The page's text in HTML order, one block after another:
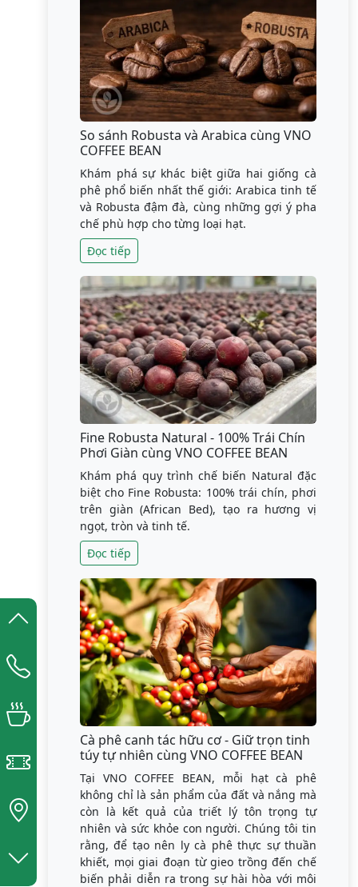
So sánh Robusta và Arabica cùng VNO
COFFEE BEAN
Khám phá sự khác biệt giữa hai giống cà
phê phổ biến nhất thế giới: Arabica tinh tế
và Robusta đậm đà, cùng những gợi ý pha
chế phù hợp cho từng loại hạt.
Đọc tiếp
Fine Robusta Natural - 100% Trái Chín
Phơi Giàn cùng VNO COFFEE BEAN
Khám phá quy trình chế biến Natural đặc
biệt cho Fine Robusta: 100% trái chín, phơi
trên giàn (African Bed), tạo ra hương vị
ngọt, tròn và tinh tế.
Đọc tiếp
Cà phê canh tác hữu cơ - Giữ trọn tinh
túy tự nhiên cùng VNO COFFEE BEAN
Tại VNO COFFEE BEAN, mỗi hạt cà phê
không chỉ là sản phẩm của đất và nắng mà
còn là kết quả của triết lý tôn trọng tự
nhiên và sức khỏe con người. Chúng tôi tin
rằng, để tạo nên ly cà phê thực sự thuần
khiết, mọi giai đoạn từ gieo trồng đến chế
biến phải diễn ra trong sự hài hòa với môi